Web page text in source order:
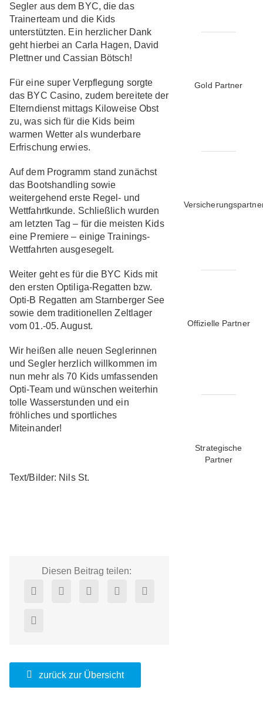
Segler aus dem BYC, die das
Trainerteam und die Kids
unterstützten. Ein herzlicher Dank
geht hierbei an Carla Hagen, David
Plettner und Cassian Bötsch!
Für eine super Verpflegung sorgte
das BYC Casino, zudem bereitete der
Elterndienst mittags Kiloweise Obst
zu, was sich für die Kids beim
warmen Wetter als wunderbare
Erfrischung erwies.
Auf dem Programm stand zunächst
das Bootshandling sowie
weitergehend erste Regel- und
Wettfahrtkunde. Schließlich wurden
am letzten Tag – für die meisten Kids
eine Premiere – einige Trainings-
Wettfahrten ausgesegelt.
Weiter geht es für die BYC Kids mit
den ersten Optiliga-Regatten bzw.
Opti-B Regatten am Starnberger See
sowie dem traditionellen Zeltlager
vom 01.-05. August.
Wir heißen alle neuen Seglerinnen
und Segler herzlich willkommen im
nun mehr als 70 Kids umfassenden
Opti-Team und wünschen weiterhin
tolle Wasserstunden und ein
fröhliches und sportliches
Miteinander!
Text/Bilder: Nils St.
Diesen Beitrag teilen:
zurück zur Übersicht
Gold Partner
Offizielle Partner
Strategische
Partner